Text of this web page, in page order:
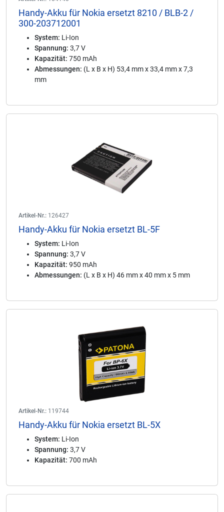
Handy-Akku für Nokia ersetzt 8210 / BLB-2 /
300-203712001
System: Li-Ion
Spannung: 3,7 V
Kapazität: 750 mAh
Abmessungen: (L x B x H) 53,4 mm x 33,4 mm x 7,3
mm
Artikel-Nr.: 126427
Handy-Akku für Nokia ersetzt BL-5F
System: Li-Ion
Spannung: 3,7 V
Kapazität: 950 mAh
Abmessungen: (L x B x H) 46 mm x 40 mm x 5 mm
Artikel-Nr.: 119744
Handy-Akku für Nokia ersetzt BL-5X
System: Li-Ion
Spannung: 3,7 V
Kapazität: 700 mAh